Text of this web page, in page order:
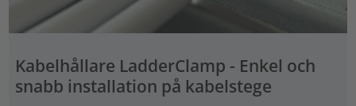
Kabelhållare LadderClamp - Enkel och
snabb installation på kabelstege